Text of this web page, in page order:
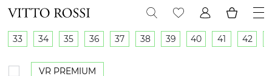
33 34 35 36 37 38 39 40 41 42
VR PREMIUM